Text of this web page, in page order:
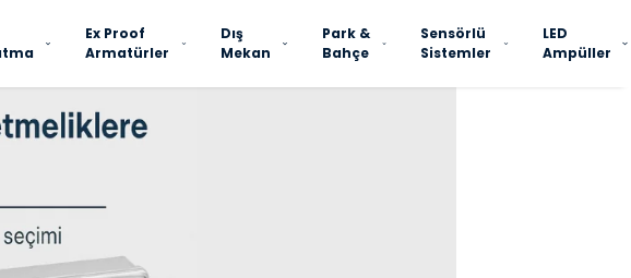
Ex Proof
Armatürler
Dış
Mekan
Park &
Bahçe
Sensörlü
Sistemler
LED
Ampüller